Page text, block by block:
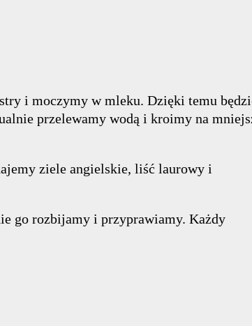
i moczymy w mleku. Dzięki temu
przelewamy wodą i kroimy na
ziele angielskie, liść laurowy i
go rozbijamy i przyprawiamy. Każdy